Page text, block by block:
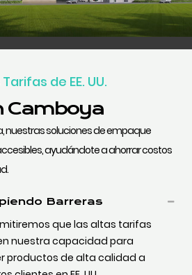
de EE. UU.
Camboya
nuestras soluciones de empaque
ayudándote a ahorrar costos
Barreras
que las altas tarifas
nuestra capacidad para
productos de alta calidad a